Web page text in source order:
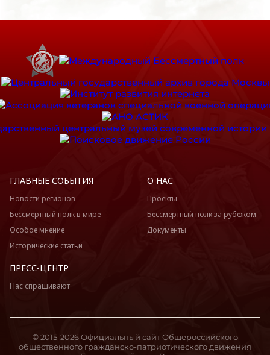
ГЛАВНЫЕ СОБЫТИЯ
Новости регионов
Бессмертный полк в мире
Особое мнение
Исторические статьи
О НАС
Проекты
Бессмертный полк за рубежом
Документы
ПРЕСС-ЦЕНТР
Нас спрашивают
© 2015-2026 Официальный сайт Общероссийского
общественного гражданско-патриотического движения